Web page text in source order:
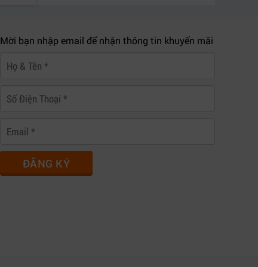
Mời bạn nhập email để nhận thông tin khuyến mãi
ĐĂNG KÝ